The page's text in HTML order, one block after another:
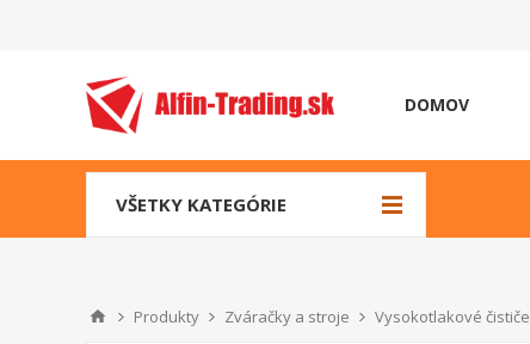
DOMOV
VŠETKY KATEGÓRIE
Produkty Zváračky a stroje Vysokotlakové čističe